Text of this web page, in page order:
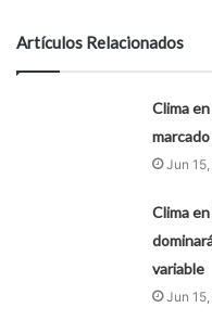
Artículos Relacionados
Clima
Jun
Clima
variable
Jun